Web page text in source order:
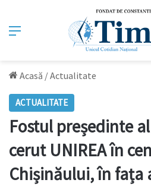
Meniu
Acasă /Actualitate
ACTUALITATE
Fostul președinte
cerut UNIREA în
Chișinăului, în fața